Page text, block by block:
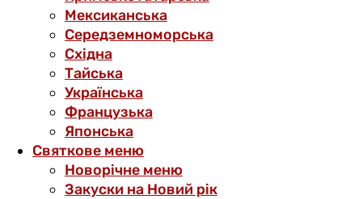
Мексиканська
Середземноморська
Східна
Тайська
Українська
Французька
Японська
Святкове меню
Новорічне меню
Закуски на Новий рік